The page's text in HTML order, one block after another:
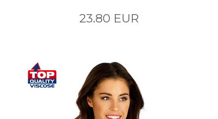
23.80 EUR